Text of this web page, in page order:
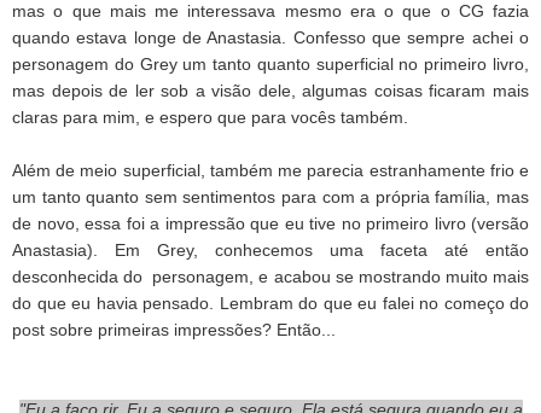
mas o que mais me interessava mesmo era o que o CG fazia
quando estava longe de Anastasia. Confesso que sempre achei o
personagem do Grey um tanto quanto superficial no primeiro livro,
mas depois de ler sob a visão dele, algumas coisas ficaram mais
claras para mim, e espero que para vocês também.
Além de meio superficial, também me parecia estranhamente frio e
um tanto quanto sem sentimentos para com a própria família, mas
de novo, essa foi a impressão que eu tive no primeiro livro (versão
Anastasia). Em Grey, conhecemos uma faceta até então
desconhecida do personagem, e acabou se mostrando muito mais
do que eu havia pensado. Lembram do que eu falei no começo do
post sobre primeiras impressões? Então...